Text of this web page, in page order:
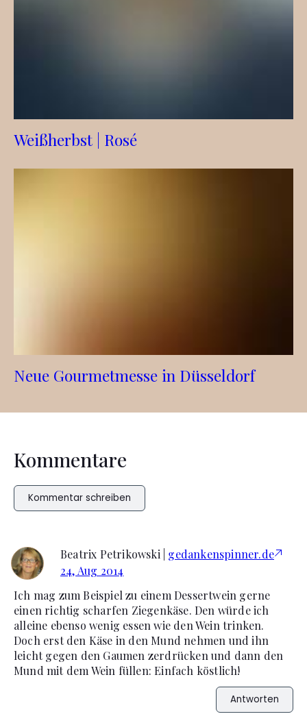
Weißherbst | Rosé
Neue Gourmetmesse in Düsseldorf
Kommentare
Kommentar schreiben
Beatrix Petrikowski | gedankenspinner.de
24, Aug 2014
Ich mag zum Beispiel zu einem Dessertwein gerne
einen richtig scharfen Ziegenkäse. Den würde ich
alleine ebenso wenig essen wie den Wein trinken.
Doch erst den Käse in den Mund nehmen und ihn
leicht gegen den Gaumen zerdrücken und dann den
Mund mit dem Wein füllen: Einfach köstlich!
Antworten